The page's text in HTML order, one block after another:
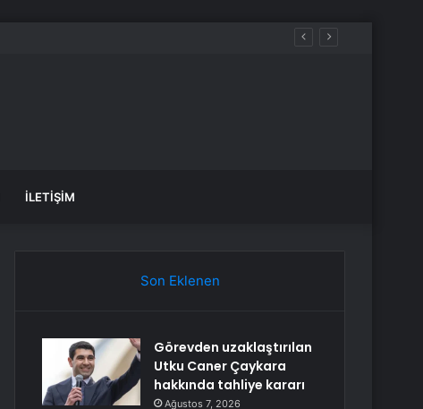
İLETIŞIM
Son Eklenen
Görevden uzaklaştırılan
Utku Caner Çaykara
hakkında tahliye kararı
Ağustos 7, 2026